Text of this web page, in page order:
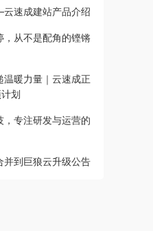
速成建站产品介绍
，从不是配角的铿锵
暖力量｜云速成正
划
专注研发与运营的
并到巨狼云升级公告